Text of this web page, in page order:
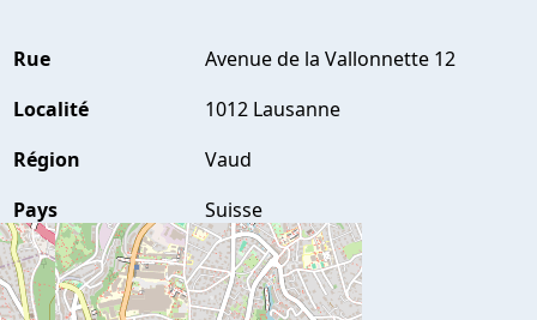
Rue
Avenue de la Vallonnette 12
Localité
1012 Lausanne
Région
Vaud
Pays
Suisse